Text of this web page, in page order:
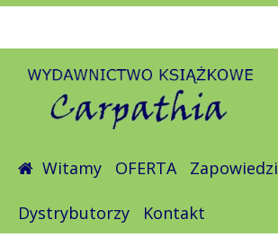
Witamy OFERTA Zapowiedzi
Dystrybutorzy Kontakt